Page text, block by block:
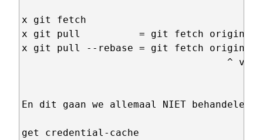
x git fetch
x git pull          = git fetch origin +
x git pull --rebase = git fetch origin +
^
En dit gaan we allemaal NIET behandelen:
get credential-cache